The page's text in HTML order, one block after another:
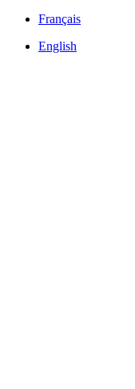
Français
English